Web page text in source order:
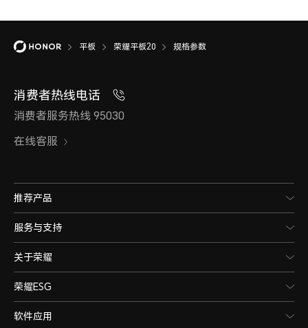
操作系统
MagicOS 10（基于Android 16
摄像头
平板 荣耀平板20 规格参数
消费者热线电话
消费者服务热线 95030
在线客服
推荐产品
服务与支持
关于荣耀
荣耀ESG
软件应用